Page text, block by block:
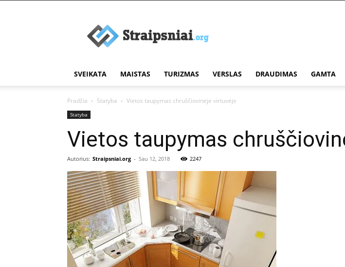
straipsniai
SVEIKATA MAISTAS TURIZMAS VERSLAS DRAUDIMAS GAMTA
Pradžia Statyba Vietos taupymas chruščiovinėje virtuvėje
Statyba
Vietos taupymas
Autorius: Straipsniai.org - Sau 12, 2018 2247